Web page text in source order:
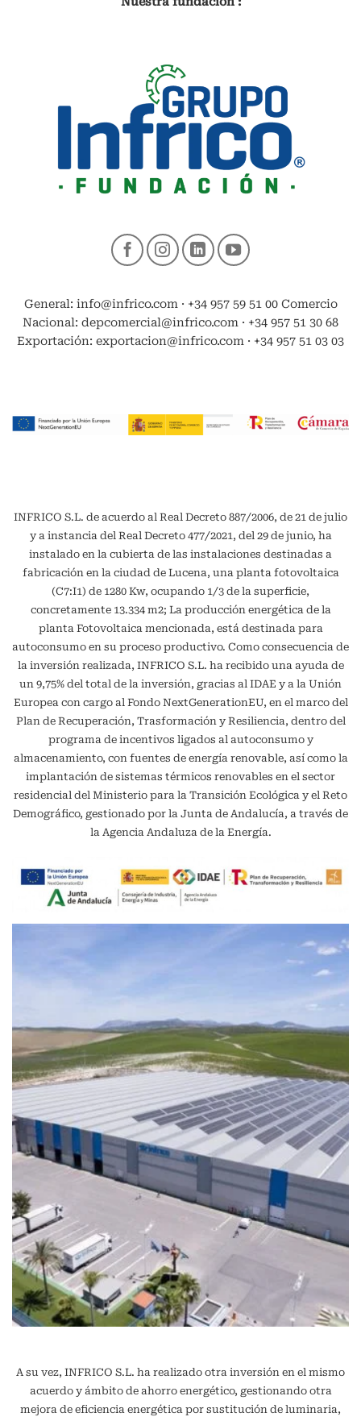
General: info@infrico.com · +34 957 59 51 00 Comercio
Nacional: depcomercial@infrico.com · +34 957 51 30 68
Exportación: exportacion@infrico.com · +34 957 51 03 03
INFRICO S.L. de acuerdo al Real Decreto 887/2006, de 21 de julio
y a instancia del Real Decreto 477/2021, del 29 de junio, ha
instalado en la cubierta de las instalaciones destinadas a
fabricación en la ciudad de Lucena, una planta fotovoltaica
(C7:I1) de 1280 Kw, ocupando 1/3 de la superficie,
concretamente 13.334 m2; La producción energética de la
planta Fotovoltaica mencionada, está destinada para
autoconsumo en su proceso productivo. Como consecuencia de
la inversión realizada, INFRICO S.L. ha recibido una ayuda de
un 9,75% del total de la inversión, gracias al IDAE y a la Unión
Europea con cargo al Fondo NextGenerationEU, en el marco del
Plan de Recuperación, Trasformación y Resiliencia, dentro del
programa de incentivos ligados al autoconsumo y
almacenamiento, con fuentes de energía renovable, así como la
implantación de sistemas térmicos renovables en el sector
residencial del Ministerio para la Transición Ecológica y el Reto
Demográfico, gestionado por la Junta de Andalucía, a través de
la Agencia Andaluza de la Energía.
A su vez, INFRICO S.L. ha realizado otra inversión en el mismo
acuerdo y ámbito de ahorro energético, gestionando otra
mejora de eficiencia energética por sustitución de luminaria,